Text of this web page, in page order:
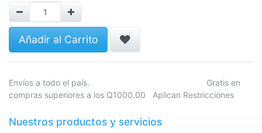
Añadir al Carrito
Envíos a todo el país. Gratis en
compras superiores a los Q1000.00 Aplican Restricciones
Nuestros productos y servicios